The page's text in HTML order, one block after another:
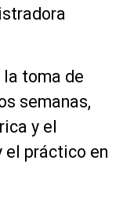
la toma de
semanas,
y el
el práctico en